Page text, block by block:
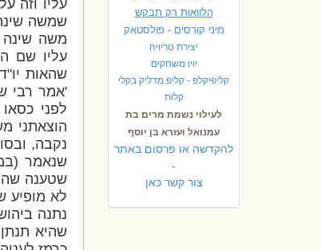
הלוואות רק תבקש
מיני קורסים - פולסטאק
יצירת טריויה
יויו משחקים
קליפיקלפ - קליפ מדליק בקלי
קלות
לעילוי נשמת מרים בת
עמנואל ועזרא בן יוסף
להקדשה או פרסום באתר
-
צור קשר כאן
עליו וזה
שמשה
משה
עליו שם
שהאות
'אמר רבי
לפני
הוצאתני
נקבה,
שנאמר
שטענה
לא מופיע
נתנה
שהיא